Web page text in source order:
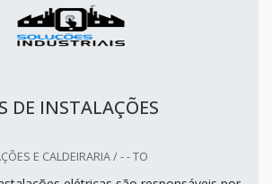
DE INSTALAÇÕES
E CALDEIRARIA / - - TO